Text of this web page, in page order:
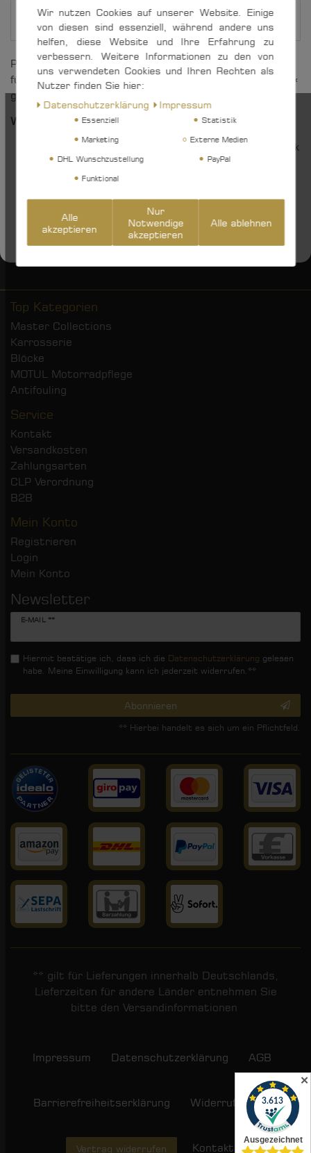
✕
Hersteller
Protestflagge mit Klettverschluss zur Kennzeichnung
für »Ich lade, lösche oder befördere gefährliche Güter.«
gemäß Internationalem Flaggenalphabet.
Weitere Vorteile auf einen Blick:
»Made in Germany« - hergestellt im eigenen Werk
in Iserlohn, Nordrhein-Westfalen
ständige Qualitätsprüfungen - vor, während und
hervorragendes Preis-/Leistungsverhältnis
Top Kategorien
Master Collections
Karrosserie
Blöcke
MOTUL Motorradpflege
Antifouling
Service
Kontakt
Versandkosten
Zahlungsarten
CLP Verordnung
B2B
Mein Konto
Registrieren
Login
Mein Konto
Newsletter
E-MAIL **
Newsletter
Hiermit bestätige ich, dass ich die Daten­schutz­erklärung gelesen
habe. Meine Einwilligung kann ich jederzeit widerrufen.**
Abonnieren
** Hierbei handelt es sich um ein Pflichtfeld.
** gilt für Lieferungen innerhalb Deutschlands,
Lieferzeiten für andere Länder entnehmen Sie
bitte den Versandinformationen
Impressum Daten­schutz­erklärung AGB
Barrierefreiheitserklärung Widerrufs­recht
Vertrag widerrufen Kontakt
Wir nutzen Cookies auf unserer Website. Einige
von diesen sind essenziell, während andere uns
helfen, diese Website und Ihre Erfahrung zu
verbessern. Weitere Informationen zu den von
uns verwendeten Cookies und Ihren Rechten als
Nutzer finden Sie hier:
Daten­schutz­erklärung
Impressum
Essenziell
Statistik
Marketing
Externe Medien
DHL Wunschzustellung
PayPal
Funktional
Alle
akzeptieren
Nur
Notwendige
akzeptieren
Alle ablehnen